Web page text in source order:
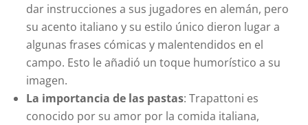
dar instrucciones a sus jugadores en alemán, pero
su acento italiano y su estilo único dieron lugar a
algunas frases cómicas y malentendidos en el
campo. Esto le añadió un toque humorístico a su
imagen.
La importancia de las pastas: Trapattoni es
conocido por su amor por la comida italiana,